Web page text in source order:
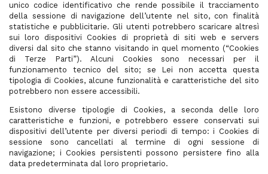
unico codice identificativo che rende possibile il tracciamento
della sessione di navigazione dell’utente nel sito, con finalità
statistiche e pubblicitarie. Gli utenti potrebbero scaricare altresì
sui loro dispositivi Cookies di proprietà di siti web e servers
diversi dal sito che stanno visitando in quel momento (“Cookies
di Terze Parti”). Alcuni Cookies sono necessari per il
funzionamento tecnico del sito; se Lei non accetta questa
tipologia di Cookies, alcune funzionalità e caratteristiche del sito
potrebbero non essere accessibili.
Esistono diverse tipologie di Cookies, a seconda delle loro
caratteristiche e funzioni, e potrebbero essere conservati sui
dispositivi dell’utente per diversi periodi di tempo: i Cookies di
sessione sono cancellati al termine di ogni sessione di
navigazione; i Cookies persistenti possono persistere fino alla
data predeterminata dal loro proprietario.